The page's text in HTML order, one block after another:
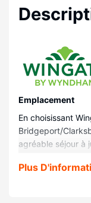
Emplacement
En choisissant
Bridgeport/
agréable séjour à
Centre hospitalier
Plus